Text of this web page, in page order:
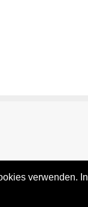
verwenden. In